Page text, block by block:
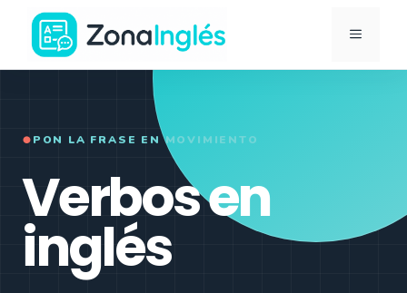
Saltar
contenido
Ir
de
ZonaInglés
MENÚ
●PON LA FRASE EN MOVIMIENTO
Verbos en
inglés